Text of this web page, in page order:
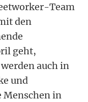
Team
den
geht,
auch in
und
Menschen in